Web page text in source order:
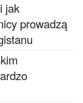
jak
prowadzą